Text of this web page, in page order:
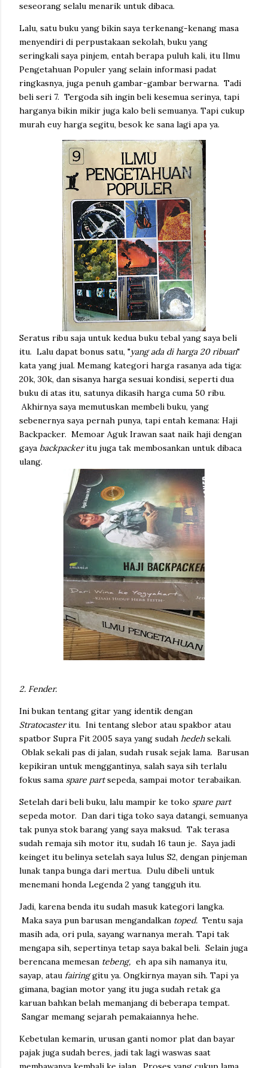
seseorang selalu menarik untuk dibaca.
Lalu, satu buku yang bikin saya terkenang-kenang masa
menyendiri di perpustakaan sekolah, buku yang
seringkali saya pinjem, entah berapa puluh kali, itu Ilmu
Pengetahuan Populer yang selain informasi padat
ringkasnya, juga penuh gambar-gambar berwarna. Tadi
beli seri 7. Tergoda sih ingin beli kesemua serinya, tapi
harganya bikin mikir juga kalo beli semuanya. Tapi cukup
murah euy harga segitu, besok ke sana lagi apa ya.
Seratus ribu saja untuk kedua buku tebal yang saya beli
itu. Lalu dapat bonus satu, "yang ada di harga 20 ribuan"
kata yang jual. Memang kategori harga rasanya ada tiga:
20k, 30k, dan sisanya harga sesuai kondisi, seperti dua
buku di atas itu, satunya dikasih harga cuma 50 ribu.
Akhirnya saya memutuskan membeli buku, yang
sebenernya saya pernah punya, tapi entah kemana: Haji
Backpacker. Memoar Aguk Irawan saat naik haji dengan
gaya backpackeritu juga tak membosankan untuk dibaca
ulang.
2. Fender.
Ini bukan tentang gitar yang identik dengan
Stratocasteritu. Ini tentang slebor atau spakbor atau
spatbor Supra Fit 2005 saya yang sudah hedehsekali.
Oblak sekali pas di jalan, sudah rusak sejak lama. Barusan
kepikiran untuk menggantinya, salah saya sih terlalu
fokus sama spare partsepeda, sampai motor terabaikan.
Setelah dari beli buku, lalu mampir ke toko spare part
sepeda motor. Dan dari tiga toko saya datangi, semuanya
tak punya stok barang yang saya maksud. Tak terasa
sudah remaja sih motor itu, sudah 16 taun je. Saya jadi
keinget itu belinya setelah saya lulus S2, dengan pinjeman
lunak tanpa bunga dari mertua. Dulu dibeli untuk
menemani honda Legenda 2 yang tangguh itu.
Jadi, karena benda itu sudah masuk kategori langka.
Maka saya pun barusan mengandalkan toped. Tentu saja
masih ada, ori pula, sayang warnanya merah. Tapi tak
mengapa sih, sepertinya tetap saya bakal beli. Selain juga
berencana memesan tebeng, eh apa sih namanya itu,
sayap, atau fairinggitu ya. Ongkirnya mayan sih. Tapi ya
gimana, bagian motor yang itu juga sudah retak ga
karuan bahkan belah memanjang di beberapa tempat.
Sangar memang sejarah pemakaiannya hehe.
Kebetulan kemarin, urusan ganti nomor plat dan bayar
pajak juga sudah beres, jadi tak lagi waswas saat